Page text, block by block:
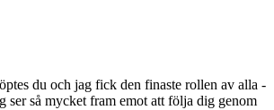
du och jag fick den finaste rollen av alla -
ser så mycket fram emot att följa dig genom